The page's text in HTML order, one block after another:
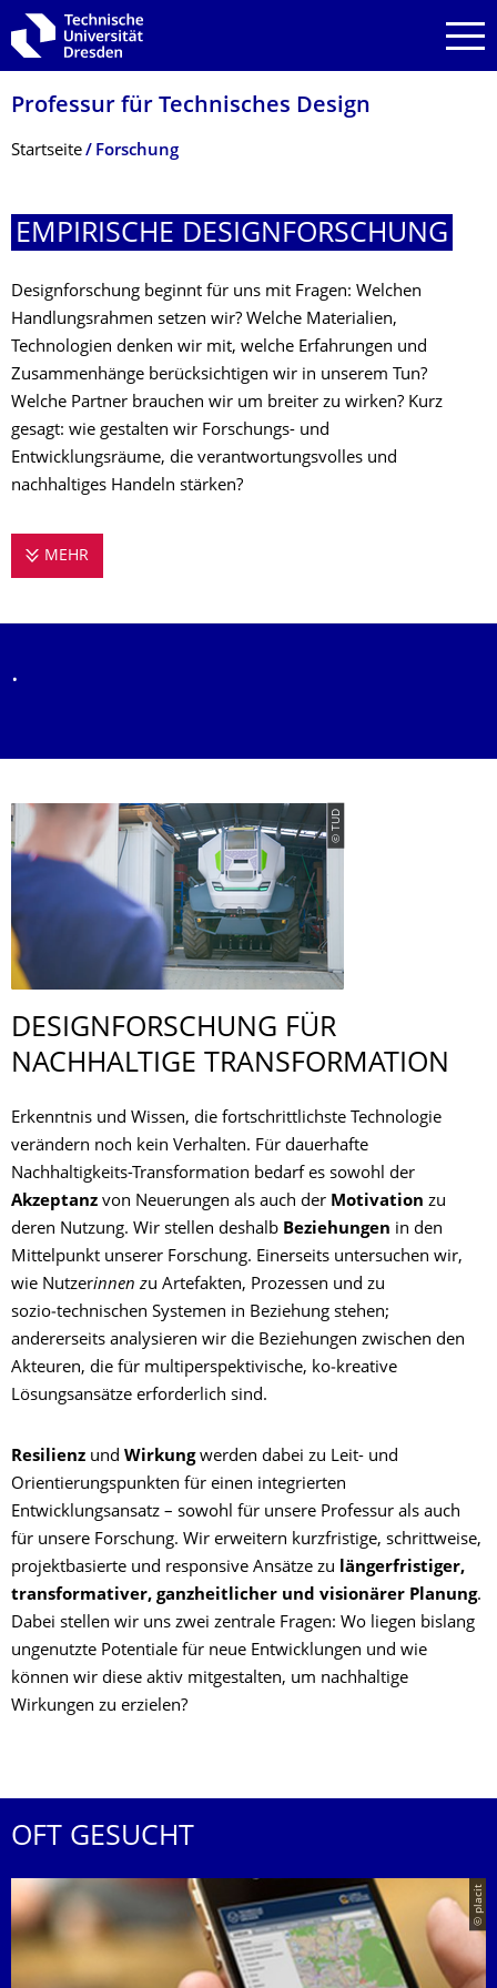
Zur Hauptnavigation springen
Zur Suche springen
Zum Inhalt springen
Professur für Technisches Design
Breadcrumb-Menü
Startseite Forschung
EMPIRISCHE DESIGNFORSCHUNG
Designforschung beginnt für uns mit Fragen: Welchen
Handlungsrahmen setzen wir? Welche Materialien,
Technologien denken wir mit, welche Erfahrungen und
Zusammenhänge berücksichtigen wir in unserem Tun?
Welche Partner brauchen wir um breiter zu wirken? Kurz
gesagt: wie gestalten wir Forschungs- und
Entwicklungsräume, die verantwortungsvolles und
nachhaltiges Handeln stärken?
MEHR
.
© TUD
DESIGNFORSCHUNG FÜR
NACHHALTIGE TRANSFORMATION
Erkenntnis und Wissen, die fortschrittlichste Technologie
verändern noch kein Verhalten. Für dauerhafte
Nachhaltigkeits-Transformation bedarf es sowohl der
Akzeptanz von Neuerungen als auch der Motivation zu
deren Nutzung. Wir stellen deshalb Beziehungen in den
Mittelpunkt unserer Forschung. Einerseits untersuchen wir,
wie Nutzerinnen zu Artefakten, Prozessen und zu
sozio‑technischen Systemen in Beziehung stehen;
andererseits analysieren wir die Beziehungen zwischen den
Akteuren, die für multiperspektivische, ko‑kreative
Lösungsansätze erforderlich sind.
Resilienz und Wirkungwerden dabei zu Leit- und
Orientierungspunkten für einen integrierten
Entwicklungsansatz – sowohl für unsere Professur als auch
für unsere Forschung. Wir erweitern kurzfristige, schrittweise,
projektbasierte und responsive Ansätze zu längerfristiger,
transformativer, ganzheitlicher und visionärer Planung.
Dabei stellen wir uns zwei zentrale Fragen: Wo liegen bislang
ungenutzte Potentiale für neue Entwicklungen und wie
können wir diese aktiv mitgestalten, um nachhaltige
Wirkungen zu erzielen?
OFT GESUCHT
© placit